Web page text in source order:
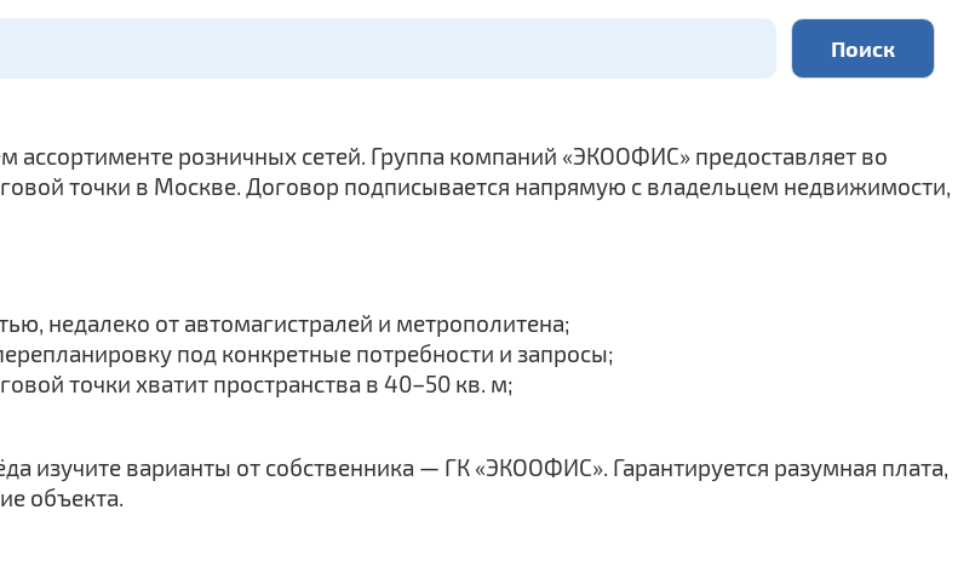
розничных сетей. Группа компаний «ЭКООФИС» предоставляет во
точки в Москве. Договор подписывается напрямую с владельцем недвижимости,
недалеко от автомагистралей и метрополитена;
под конкретные потребности и запросы;
точки хватит пространства в 40–50 кв. м;
изучите варианты от собственника — ГК «ЭКООФИС». Гарантируется разумная плата,
объекта.